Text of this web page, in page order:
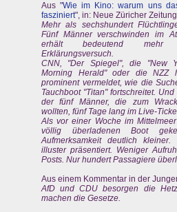
Aus "Wie im Kino: warum uns
fasziniert", in: Neue Züricher
Mehr als sechshundert
Fünf Männer verschwinden im
erhält bedeutend mehr
Erklärungsversuch.
CNN, "Der Spiegel", die "New
Morning Herald" oder die NZZ
prominent vermeldet, wie die
Tauchboot "Titan" fortschreitet.
der fünf Männer, die zum
wollten, fünf Tage lang im Live-
Als vor einer Woche im
völlig überladenen Boot
Aufmerksamkeit deutlich
illuster präsentiert. Weniger
Posts. Nur hundert Passagiere
Aus einem Kommentar in der
AfD und CDU besorgen die
machen die Gesetze.